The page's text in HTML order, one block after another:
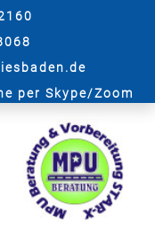
per Skype/Zoom